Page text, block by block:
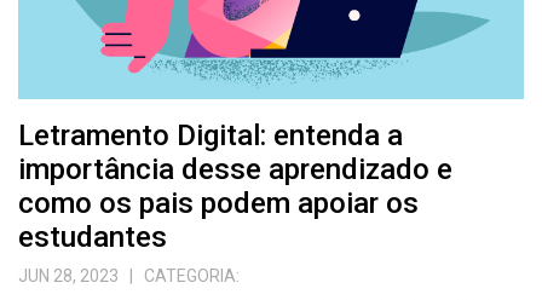
Letramento Digital: entenda a
importância desse aprendizado e
como os pais podem apoiar os
estudantes
JUN 28, 2023 | CATEGORIA: